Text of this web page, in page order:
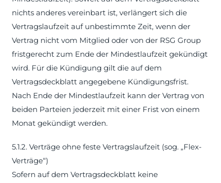
nichts anderes vereinbart ist, verlängert sich die
Vertragslaufzeit auf unbestimmte Zeit, wenn der
Vertrag nicht vom Mitglied oder von der RSG Group
fristgerecht zum Ende der Mindestlaufzeit gekündigt
wird. Für die Kündigung gilt die auf dem
Vertragsdeckblatt angegebene Kündigungsfrist.
Nach Ende der Mindestlaufzeit kann der Vertrag von
beiden Parteien jederzeit mit einer Frist von einem
Monat gekündigt werden.
5.1.2. Verträge ohne feste Vertragslaufzeit (sog. „Flex-
Verträge“)
Sofern auf dem Vertragsdeckblatt keine